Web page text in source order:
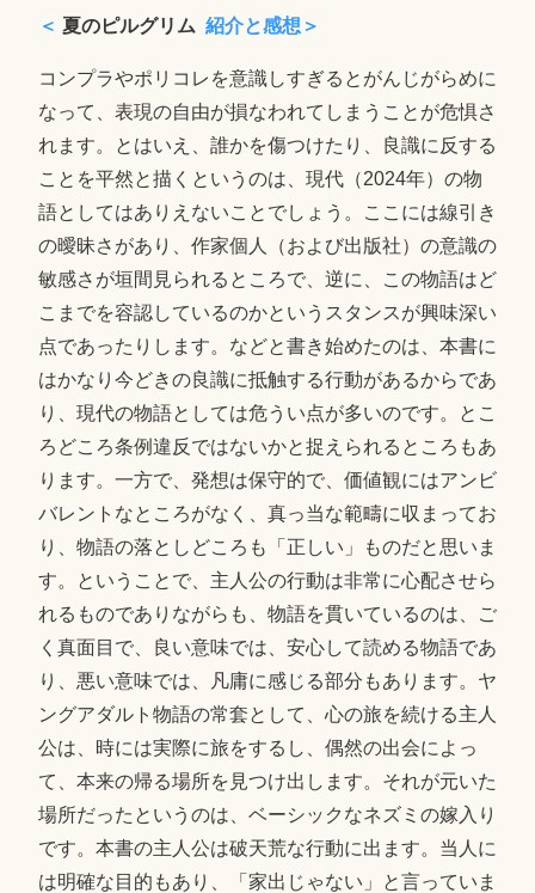
＜ 夏のピルグリム 紹介と感想＞
コンプラやポリコレを意識しすぎるとがんじがらめに
なって、表現の自由が損なわれてしまうことが危惧さ
れます。とはいえ、誰かを傷つけたり、良識に反する
ことを平然と描くというのは、現代（2024年）の物
語としてはありえないことでしょう。ここには線引き
の曖昧さがあり、作家個人（および出版社）の意識の
敏感さが垣間見られるところで、逆に、この物語はど
こまでを容認しているのかというスタンスが興味深い
点であったりします。などと書き始めたのは、本書に
はかなり今どきの良識に抵触する行動があるからであ
り、現代の物語としては危うい点が多いのです。とこ
ろどころ条例違反ではないかと捉えられるところもあ
ります。一方で、発想は保守的で、価値観にはアンビ
バレントなところがなく、真っ当な範疇に収まってお
り、物語の落としどころも「正しい」ものだと思いま
す。ということで、主人公の行動は非常に心配させら
れるものでありながらも、物語を貫いているのは、ご
く真面目で、良い意味では、安心して読める物語であ
り、悪い意味では、凡庸に感じる部分もあります。ヤ
ングアダルト物語の常套として、心の旅を続ける主人
公は、時には実際に旅をするし、偶然の出会によっ
て、本来の帰る場所を見つけ出します。それが元いた
場所だったというのは、ベーシックなネズミの嫁入り
です。本書の主人公は破天荒な行動に出ます。当人に
は明確な目的もあり、「家出じゃない」と言っていま